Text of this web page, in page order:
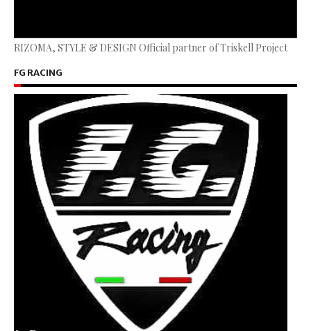
RIZOMA, STYLE & DESIGN Official partner of Triskell Project
FG RACING